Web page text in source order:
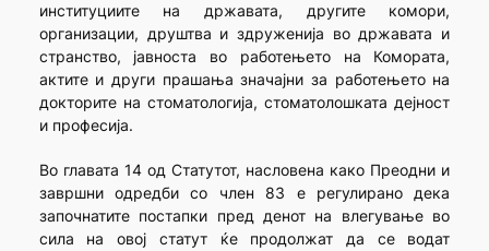
институциите на државата, другите комори,
организации, друштва и здруженија во државата и
странство, јавноста во работењето на Комората,
актите и други прашања значајни за работењето на
докторите на стоматологија, стоматолошката дејност
и професија.
Во главата 14 од Статутот, насловена како Преодни и
завршни одредби со член 83 е регулирано дека
започнатите постапки пред денот на влегување во
сила на овој статут ќе продолжат да се водат